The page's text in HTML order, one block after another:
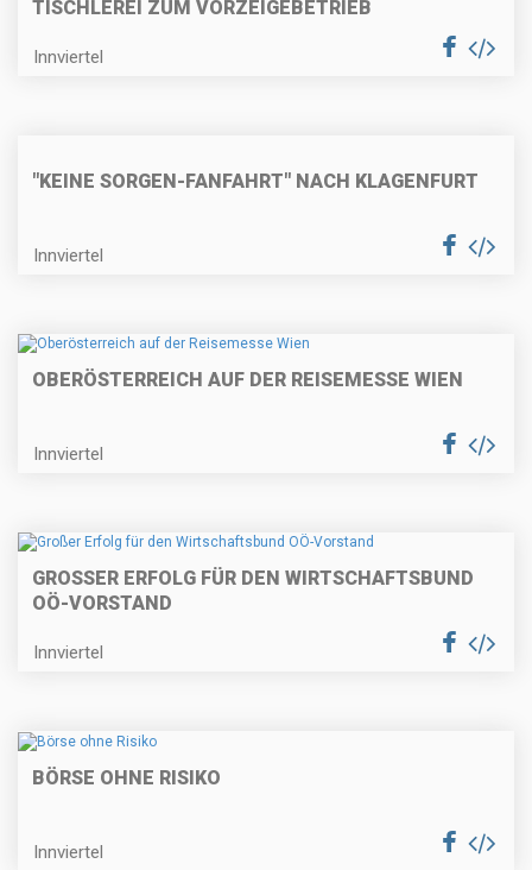
TISCHLEREI ZUM VORZEIGEBETRIEB
Innviertel
"KEINE SORGEN-FANFAHRT" NACH KLAGENFURT
Innviertel
OBERÖSTERREICH AUF DER REISEMESSE WIEN
Innviertel
GROSSER ERFOLG FÜR DEN WIRTSCHAFTSBUND O
Ö-VORSTAND
Innviertel
BÖRSE OHNE RISIKO
Innviertel